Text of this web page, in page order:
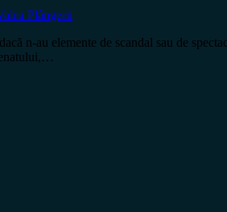
Plângerii
n-au elemente de scandal sau de